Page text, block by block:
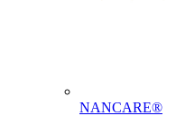
NANCARE®